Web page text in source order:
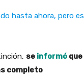
hasta ahora, pero es
se informó que
completo